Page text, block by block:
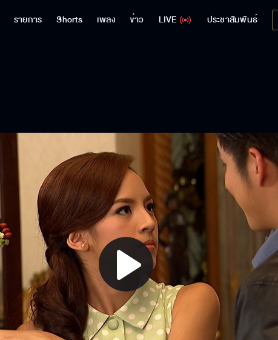
รายการ Shorts เพลง ข่าว LIVE ประชาสัมพันธ์
Play
Video